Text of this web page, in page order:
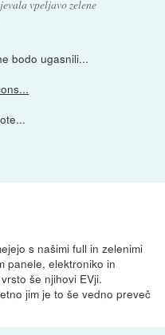
vpeljavo zelene
bodo ugasnili...
s našimi full in zelenimi
panele, elektroniko in
še njihovi EVji.
jim je to še vedno preveč